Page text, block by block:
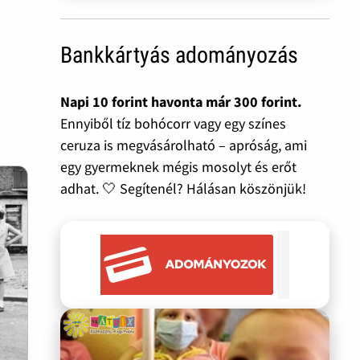
Bankkártyás adományozás
Napi 10 forint havonta már 300 forint.
Ennyiből tíz bohócorr vagy egy színes
ceruza is megvásárolható – apróság, ami
egy gyermeknek mégis mosolyt és erőt
adhat. 🤍 Segítenél? Hálásan köszönjük!